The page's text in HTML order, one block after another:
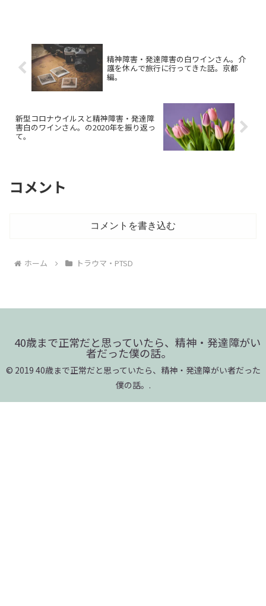
精神障害・発達障害の白ワインさん。介
護を休んで旅行に行ってきた話。京都
編。
新型コロナウイルスと精神障害・発達障
害白のワインさん。の2020年を振り返っ
て。
コメント
コメントを書き込む
ホーム トラウマ・PTSD
40歳まで正常だと思っていたら、精神・発達障がい
者だった僕の話。
© 2019 40歳まで正常だと思っていたら、精神・発達障がい者だった
僕の話。.